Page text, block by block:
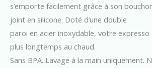
s’emporte facilement grâce à son
joint en silicone. Doté d’une double
paroi en acier inoxydable, votre
plus longtemps au chaud.
Sans BPA. Lavage à la main uniquement.